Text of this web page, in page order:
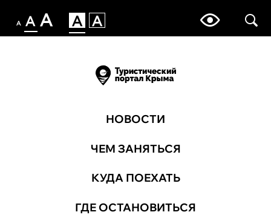
НОВОСТИ
ЧЕМ ЗАНЯТЬСЯ
КУДА ПОЕХАТЬ
ГДЕ ОСТАНОВИТЬСЯ